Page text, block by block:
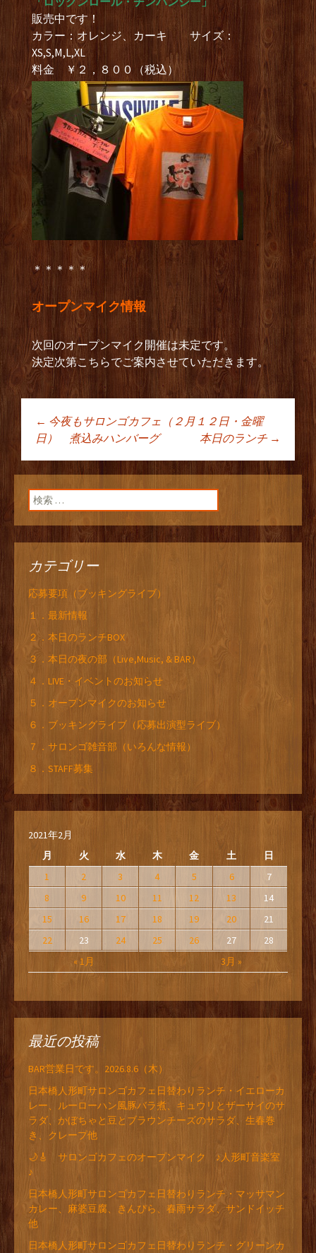
販売中です！
カラー：オレンジ、カーキ サイズ：
XS,S,M,L,XL
料金 ￥２，８００（税込）
＊＊＊＊＊
オープンマイク情報
次回のオープンマイク開催は未定です。
決定次第こちらでご案内させていただきます。
投稿ナビゲーショ
ン
← 今夜もサロンゴカフェ（２月１２日・金曜
日） 煮込みハンバーグ
本日のランチ →
検索:
カテゴリー
応募要項（ブッキングライブ）
１．最新情報
２．本日のランチBOX
３．本日の夜の部（Live,Music, & BAR）
４．LIVE・イベントのお知らせ
５．オープンマイクのお知らせ
６．ブッキングライブ（応募出演型ライブ）
７．サロンゴ雑音部（いろんな情報）
８．STAFF募集
2021年2月
月
火 水 木 金 土 日
« 1月 3月 »
1 2 3 4 5 6
7
8
9 10 11 12 13
14
15
16 17 18 19 20
21
22
23 24 25 26 27 28
最近の投稿
BAR営業日です。2026.8.6（木）
日本橋人形町サロンゴカフェ日替わりランチ・イエローカ
レー、ルーローハン風豚バラ煮、キュウリとザーサイのサ
ラダ、かぼちゃと豆とブラウンチーズのサラダ、生春巻
き、クレープ他
🌙🎸 サロンゴカフェのオープンマイク ♪人形町音楽室
♪
日本橋人形町サロンゴカフェ日替わりランチ・マッサマン
カレー、麻婆豆腐、きんぴら、春雨サラダ、サンドイッチ
他
日本橋人形町サロンゴカフェ日替わりランチ・グリーンカ